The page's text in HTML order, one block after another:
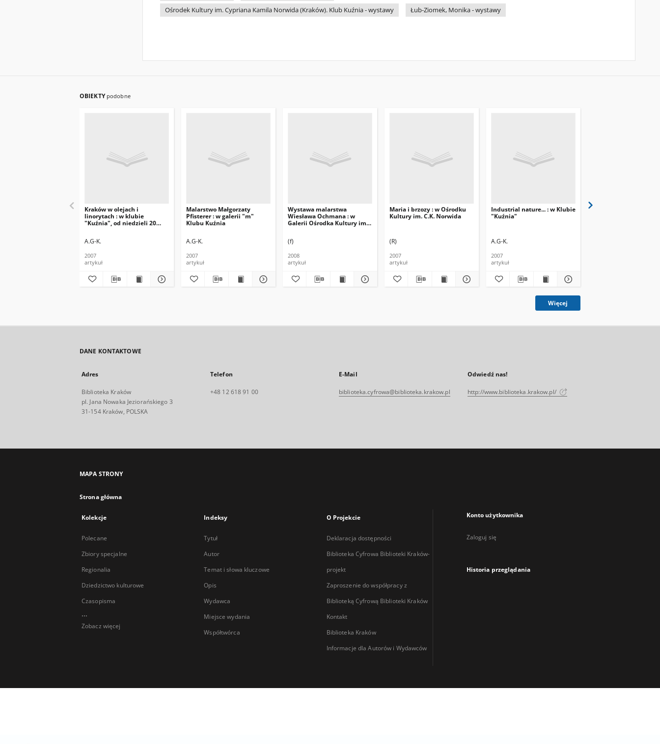
Ośrodek Kultury im. Cypriana Kamila Norwida (Kraków). Klub Kuźnia - wystawy
Łub-Ziomek, Monika - wystawy
OBIEKTY podobne
Kraków w olejach i
linorytach : w klubie
"Kuźnia", od niedzieli 20
A.G-K.
2007
artykuł
Malarstwo Małgorzaty
Pfisterer : w galerii "m"
Klubu Kuźnia
A.G-K.
2007
artykuł
Wystawa malarstwa
Wiesława Ochmana : w
Galerii Ośrodka Kultury im.
(f)
2008
artykuł
Maria i brzozy : w Ośrodku
Kultury im. C.K. Norwida
(R)
2007
artykuł
Industrial nature... : w Klubie
"Kuźnia"
A.G-K.
2007
artykuł
Więcej
DANE KONTAKTOWE
Adres
Biblioteka Kraków
pl. Jana Nowaka Jeziorańskiego 3
31-154 Kraków, POLSKA
Telefon
+48 12 618 91 00
E-Mail
biblioteka.cyfrowa@biblioteka.krakow.pl
Odwiedź nas!
http://www.biblioteka.krakow.pl/
MAPA STRONY
Strona główna
Kolekcje
Polecane
Zbiory specjalne
Regionalia
Dziedzictwo kulturowe
Czasopisma
...
Zobacz więcej
Indeksy
Tytuł
Autor
Temat i słowa kluczowe
Opis
Wydawca
Miejsce wydania
Współtwórca
O Projekcie
Deklaracja dostępności
Biblioteka Cyfrowa Biblioteki Kraków-
projekt
Zaproszenie do współpracy z
Biblioteką Cyfrową Biblioteki Kraków
Kontakt
Biblioteka Kraków
Informacje dla Autorów i Wydawców
Konto użytkownika
Zaloguj się
Historia przeglądania